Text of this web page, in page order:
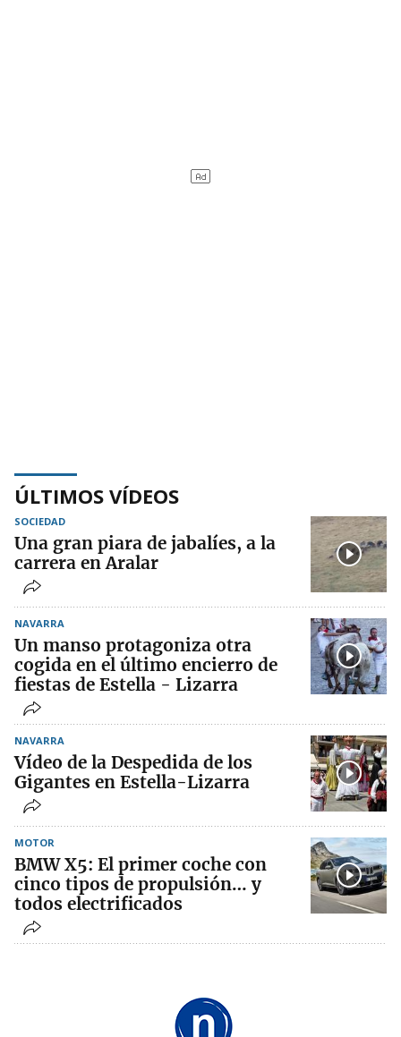
ÚLTIMOS VÍDEOS
SOCIEDAD
Una gran piara de jabalíes, a la
carrera en Aralar
NAVARRA
Un manso protagoniza otra
cogida en el último encierro de
fiestas de Estella - Lizarra
NAVARRA
Vídeo de la Despedida de los
Gigantes en Estella-Lizarra
MOTOR
BMW X5: El primer coche con
cinco tipos de propulsión… y
todos electrificados